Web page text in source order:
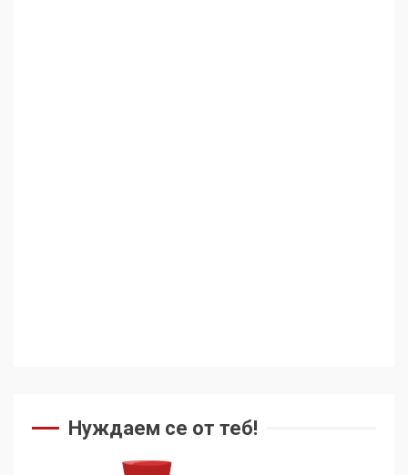
Нуждаем се от теб!